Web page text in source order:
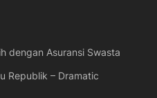
dengan Asuransi Swasta
Republik – Dramatic